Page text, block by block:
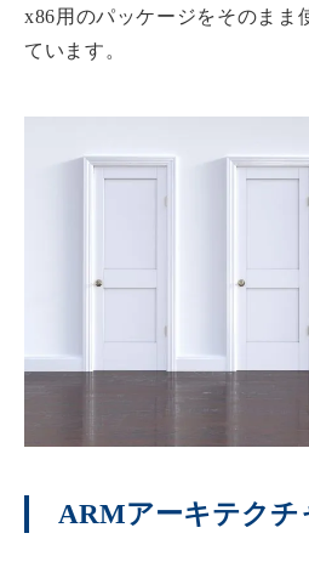
x86用のパッケージをそのまま
ています。
ARMアーキテクチ